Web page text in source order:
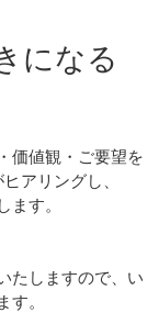
になる
価値観・ご要望を
アリングし、
ます。
たしますので、い
す。